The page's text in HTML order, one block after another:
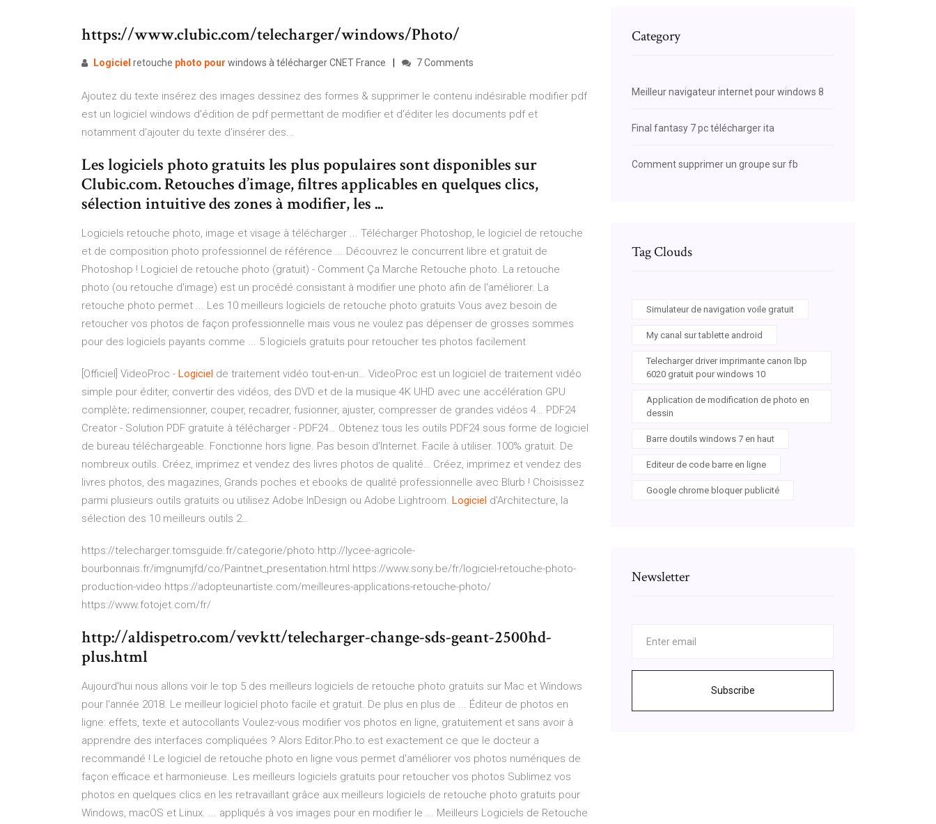
https://www.clubic.com/telecharger/windows/Photo/
Logiciel retouche photo pour windows à télécharger CNET France 7 Comments
Ajoutez du texte insérez des images dessinez des formes & supprimer le contenu indésirable modifier pdf
est un logiciel windows d'édition de pdf permettant de modifier et d'éditer les documents pdf et
notamment d'ajouter du texte d'insérer des...
Les logiciels photo gratuits les plus populaires sont disponibles sur
Clubic.com. Retouches d’image, filtres applicables en quelques clics,
sélection intuitive des zones à modifier, les ...
Logiciels retouche photo, image et visage à télécharger ... Télécharger Photoshop, le logiciel de retouche
et de composition photo professionnel de référence ... Découvrez le concurrent libre et gratuit de
Photoshop ! Logiciel de retouche photo (gratuit) - Comment Ça Marche Retouche photo. La retouche
photo (ou retouche d'image) est un procédé consistant à modifier une photo afin de l'améliorer. La
retouche photo permet ... Les 10 meilleurs logiciels de retouche photo gratuits Vous avez besoin de
retoucher vos photos de façon professionnelle mais vous ne voulez pas dépenser de grosses sommes
pour des logiciels payants comme ... 5 logiciels gratuits pour retoucher tes photos facilement
[Officiel] VideoProc - Logiciel de traitement vidéo tout-en-un… VideoProc est un logiciel de traitement vidéo
simple pour éditer, convertir des vidéos, des DVD et de la musique 4K UHD avec une accélération GPU
complète; redimensionner, couper, recadrer, fusionner, ajuster, compresser de grandes vidéos 4… PDF24
Creator - Solution PDF gratuite à télécharger - PDF24… Obtenez tous les outils PDF24 sous forme de logiciel
de bureau téléchargeable. Fonctionne hors ligne. Pas besoin d'Internet. Facile à utiliser. 100% gratuit. De
nombreux outils. Créez, imprimez et vendez des livres photos de qualité… Créez, imprimez et vendez des
livres photos, des magazines, Grands poches et ebooks de qualité professionnelle avec Blurb ! Choisissez
parmi plusieurs outils gratuits ou utilisez Adobe InDesign ou Adobe Lightroom. Logiciel d'Architecture, la
sélection des 10 meilleurs outils 2…
https://telecharger.tomsguide.fr/categorie/photo http://lycee-agricole-
bourbonnais.fr/imgnumjfd/co/Paintnet_presentation.html https://www.sony.be/fr/logiciel-retouche-photo-
production-video https://adopteunartiste.com/meilleures-applications-retouche-photo/
https://www.fotojet.com/fr/
http://aldispetro.com/vevktt/telecharger-change-sds-geant-2500hd-
plus.html
Aujourd'hui nous allons voir le top 5 des meilleurs logiciels de retouche photo gratuits sur Mac et Windows
pour l'année 2018. Le meilleur logiciel photo facile et gratuit. De plus en plus de ... Éditeur de photos en
ligne: effets, texte et autocollants Voulez-vous modifier vos photos en ligne, gratuitement et sans avoir à
apprendre des interfaces compliquées ? Alors Editor.Pho.to est exactement ce que le docteur a
recommandé ! Le logiciel de retouche photo en ligne vous permet d'améliorer vos photos numériques de
façon efficace et harmonieuse. Les meilleurs logiciels gratuits pour retoucher vos photos Sublimez vos
photos en quelques clics en les retravaillant grâce aux meilleurs logiciels de retouche photo gratuits pour
Windows, macOS et Linux. ... appliqués à vos images pour en modifier le ... Meilleurs Logiciels de Retouche
Category
Meilleur navigateur internet pour windows 8
Final fantasy 7 pc télécharger ita
Comment supprimer un groupe sur fb
Tag Clouds
Simulateur de navigation voile gratuit
My canal sur tablette android
Telecharger driver imprimante canon lbp
6020 gratuit pour windows 10
Application de modification de photo en
dessin
Barre doutils windows 7 en haut
Editeur de code barre en ligne
Google chrome bloquer publicité
Newsletter
Subscribe